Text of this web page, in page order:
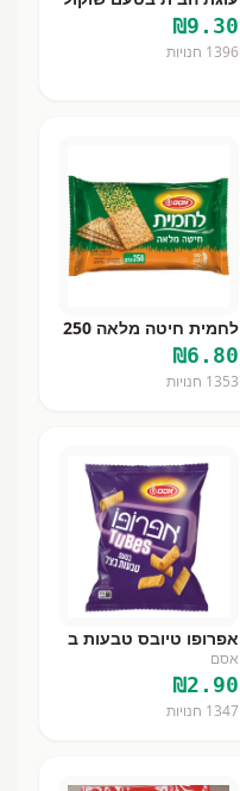
₪9.30
1396 חנויות
לחמית חיטה מלאה 250
₪6.80
1353 חנויות
אפרופו טיובס טבעות ב
אסם
₪2.90
1347 חנויות